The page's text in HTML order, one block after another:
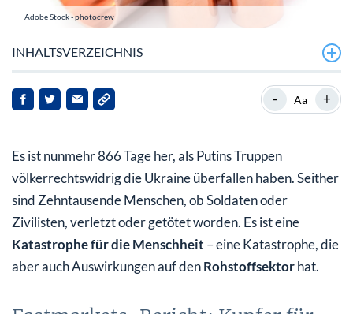
Adobe Stock - photocrew
INHALTSVERZEICHNIS
Fastmarkets-Bericht: Kupfer für Munition
ausschlaggebend
Und auf der russischen Seite?
Ukraine-Krieg unterstützt Kupferpreis
Mein Fazit für Sie
- Aa +
Es ist nunmehr 866 Tage her, als Putins Truppen
völkerrechtswidrig die Ukraine überfallen haben. Seither
sind Zehntausende Menschen, ob Soldaten oder
Zivilisten, verletzt oder getötet worden. Es ist eine
Katastrophe für die Menschheit – eine Katastrophe, die
aber auch Auswirkungen auf denRohstoffsektorhat.